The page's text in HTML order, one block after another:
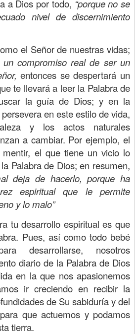
a Dios por todo, “porque no se
nivel de discernimiento
el Señor de nuestras vidas;
compromiso real de ser un
entonces se despertará un
te llevará a leer la Palabra de
la guía de Dios; y en la
en este estilo de vida,
y los actos naturales
a cambiar. Por ejemplo, el
el que tiene un vicio lo
Palabra de Dios; en resumen,
deja de hacerlo, porque ha
espiritual que le permite
y lo malo”
tu desarrollo espiritual es que
Pues, así como todo bebé
desarrollarse, nosotros
diario de la Palabra de Dios
en la que nos apasionemos
ir creciendo en recibir la
de Su sabiduría y del
que actuemos y podamos
tierra.